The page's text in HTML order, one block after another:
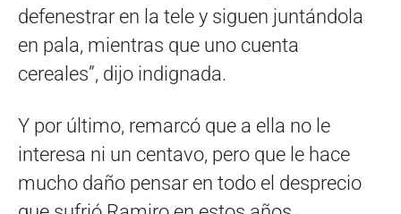
defenestrar en la tele y siguen juntándola
en pala, mientras que uno cuenta
cereales”, dijo indignada.
Y por último, remarcó que a ella no le
interesa ni un centavo, pero que le hace
mucho daño pensar en todo el desprecio